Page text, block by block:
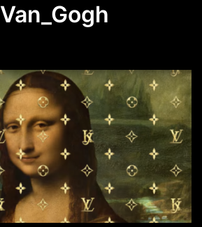
Van_Gogh